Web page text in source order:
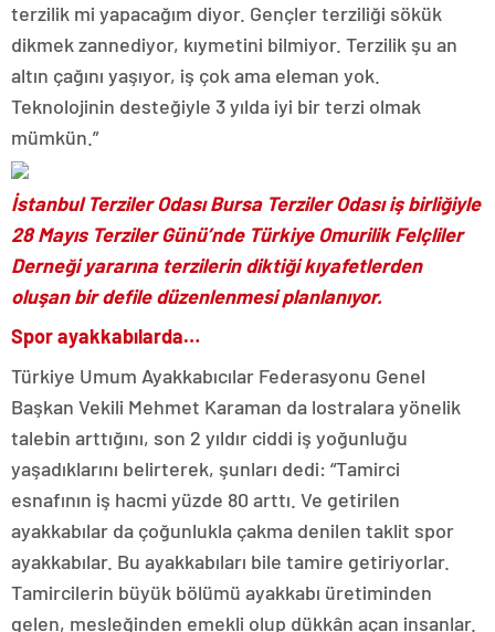
terzilik mi yapacağım diyor. Gençler terziliği sökük
dikmek zannediyor, kıymetini bilmiyor. Terzilik şu an
altın çağını yaşıyor, iş çok ama eleman yok.
Teknolojinin desteğiyle 3 yılda iyi bir terzi olmak
mümkün.”
İstanbul Terziler Odası Bursa Terziler Odası iş birliğiyle
28 Mayıs Terziler Günü’nde Türkiye Omurilik Felçliler
Derneği yararına terzilerin diktiği kıyafetlerden
oluşan bir defile düzenlenmesi planlanıyor.
Spor ayakkabılarda…
Türkiye Umum Ayakkabıcılar Federasyonu Genel
Başkan Vekili Mehmet Karaman da lostralara yönelik
talebin arttığını, son 2 yıldır ciddi iş yoğunluğu
yaşadıklarını belirterek, şunları dedi: “Tamirci
esnafının iş hacmi yüzde 80 arttı. Ve getirilen
ayakkabılar da çoğunlukla çakma denilen taklit spor
ayakkabılar. Bu ayakkabıları bile tamire getiriyorlar.
Tamircilerin büyük bölümü ayakkabı üretiminden
gelen, mesleğinden emekli olup dükkân açan insanlar.